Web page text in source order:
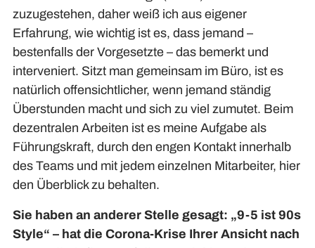
zuzugestehen, daher weiß ich aus eigener
Erfahrung, wie wichtig ist es, dass jemand –
bestenfalls der Vorgesetzte – das bemerkt und
interveniert. Sitzt man gemeinsam im Büro, ist es
natürlich offensichtlicher, wenn jemand ständig
Überstunden macht und sich zu viel zumutet. Beim
dezentralen Arbeiten ist es meine Aufgabe als
Führungskraft, durch den engen Kontakt innerhalb
des Teams und mit jedem einzelnen Mitarbeiter, hier
den Überblick zu behalten.
Sie haben an anderer Stelle gesagt: „9-5 ist 90s
Style“ – hat die Corona-Krise Ihrer Ansicht nach